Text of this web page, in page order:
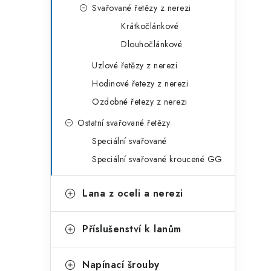
Svařované řetězy z nerezi
Krátkočlánkové
Dlouhočlánkové
Uzlové řetězy z nerezi
Hodinové řetezy z nerezi
Ozdobné řetezy z nerezi
Ostatní svařované řetězy
Speciální svařované
Speciální svařované kroucené GG
Lana z oceli a nerezi
Příslušenství k lanům
Napínací šrouby